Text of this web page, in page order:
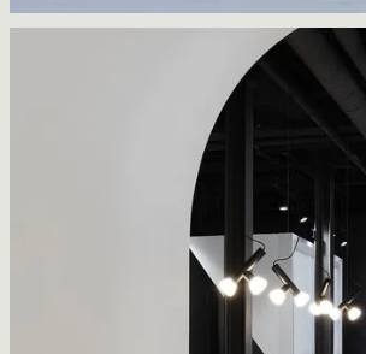
Aérogare de Chibougamau-Chapais
EVOQ + ARTCAD architectes